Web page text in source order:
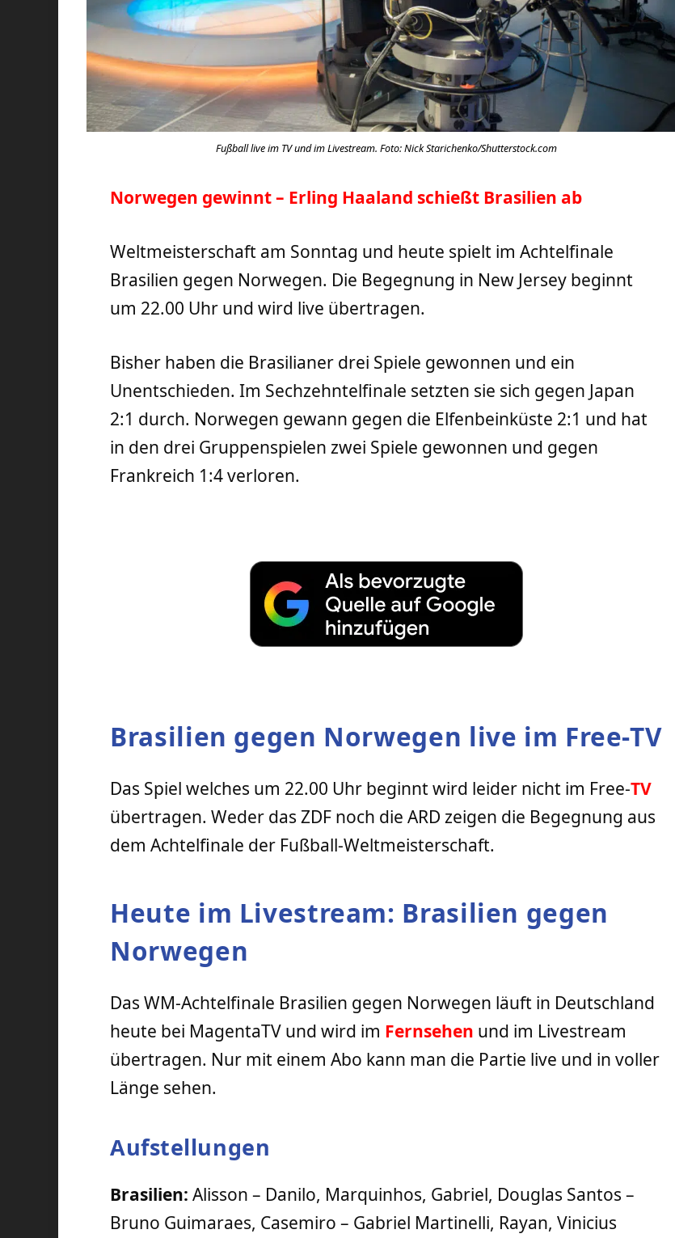
Fußball live im TV und im Livestream. Foto: Nick Starichenko/Shutterstock.com
Norwegen gewinnt – Erling Haaland schießt Brasilien ab
Weltmeisterschaft am Sonntag und heute spielt im Achtelfinale
Brasilien gegen Norwegen. Die Begegnung in New Jersey beginnt
um 22.00 Uhr und wird live übertragen.
Bisher haben die Brasilianer drei Spiele gewonnen und ein
Unentschieden. Im Sechzehntelfinale setzten sie sich gegen Japan
2:1 durch. Norwegen gewann gegen die Elfenbeinküste 2:1 und hat
in den drei Gruppenspielen zwei Spiele gewonnen und gegen
Frankreich 1:4 verloren.
Brasilien gegen Norwegen live im Free-TV
Das Spiel welches um 22.00 Uhr beginnt wird leider nicht im Free-TV
übertragen. Weder das ZDF noch die ARD zeigen die Begegnung aus
dem Achtelfinale der Fußball-Weltmeisterschaft.
Heute im Livestream: Brasilien gegen
Norwegen
Das WM-Achtelfinale Brasilien gegen Norwegen läuft in Deutschland
heute bei MagentaTV und wird im Fernsehen und im Livestream
übertragen. Nur mit einem Abo kann man die Partie live und in voller
Länge sehen.
Aufstellungen
Brasilien: Alisson – Danilo, Marquinhos, Gabriel, Douglas Santos –
Bruno Guimaraes, Casemiro – Gabriel Martinelli, Rayan, Vinicius